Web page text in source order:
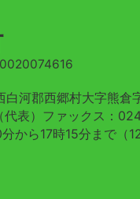
河郡西郷村大字熊倉
代表）ファックス：
から17時15分まで （